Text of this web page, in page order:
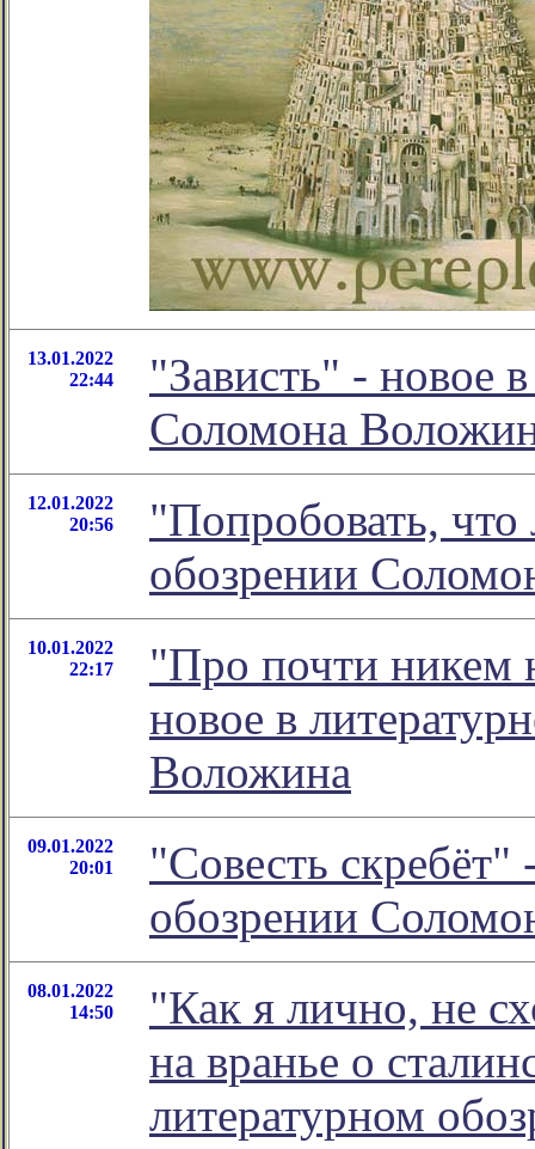
13.01.2022
22:44
"Зависть" - новое
Соломона
12.01.2022
20:56
"Попробовать,
обозрении
10.01.2022
22:17
"Про почти никем
новое в
Воложина
09.01.2022
20:01
"Совесть скребёт"
обозрении
08.01.2022
14:50
"Как я лично, не
на вранье о
литературном